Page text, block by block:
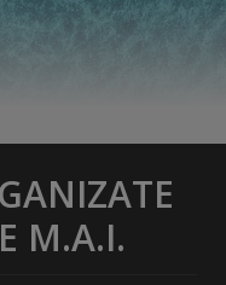
M.A.I.